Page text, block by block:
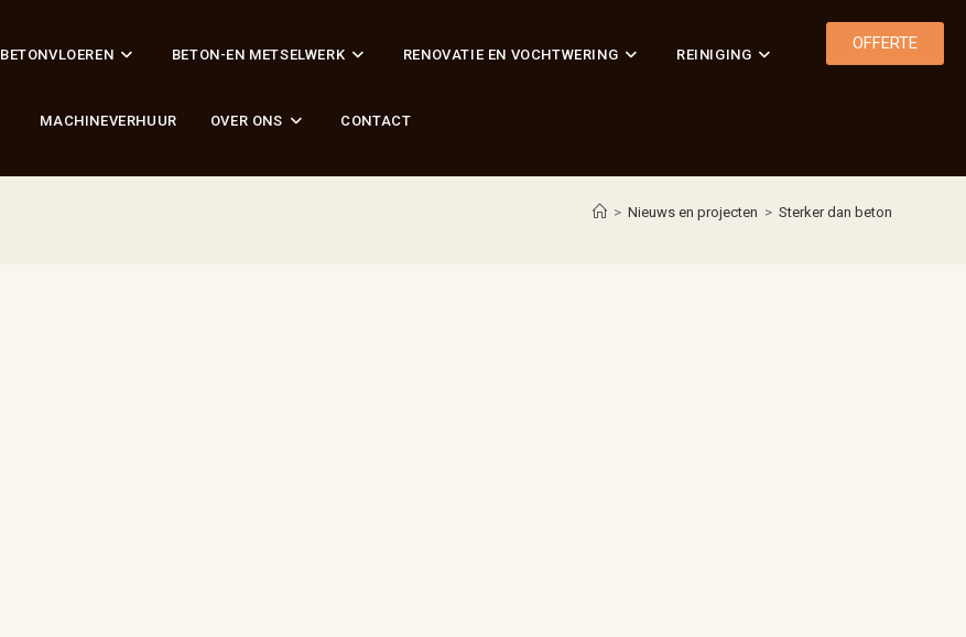
BETONVLOEREN BETON-EN METSELWERK RENOVATIE EN VOCHTWERING REINIGING
MACHINEVERHUUR OVER ONS CONTACT
OFFERTE
> Nieuws en projecten > Sterker dan beton